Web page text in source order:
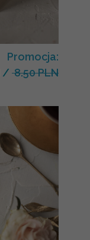
Promocja:
/ 8.50 PLN